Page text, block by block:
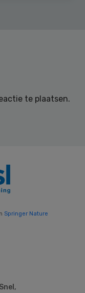
te plaatsen.
Springer Nature